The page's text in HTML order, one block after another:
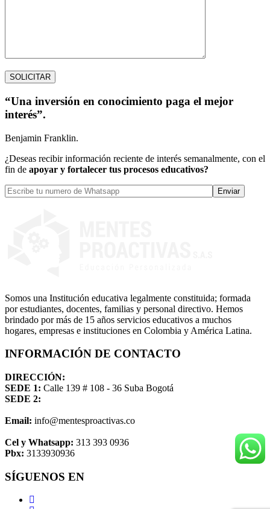
“Una inversión en conocimiento paga el mejor
interés”.
Benjamin Franklin.
¿Deseas recibir información reciente de interés semanalmente, con el
fin de apoyar y fortalecer tus procesos educativos?
Somos una Institución educativa legalmente constituida; formada
por estudiantes, docentes, familias y personal directivo. Hemos
brindado por más de 15 años servicios educativos a muchos
hogares, empresas e instituciones en Colombia y América Latina.
INFORMACIÓN DE CONTACTO
DIRECCIÓN:
SEDE 1: Calle 139 # 108 - 36 Suba Bogotá
SEDE 2:
Email: info@mentesproactivas.co
Cel y Whatsapp: 313 393 0936
Pbx: 3133930936
SÍGUENOS EN